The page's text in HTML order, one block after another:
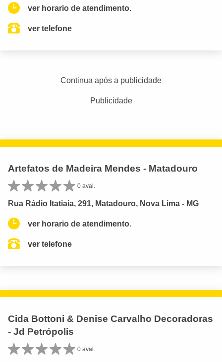
ver horario de atendimento.
ver telefone
Continua após a publicidade
Publicidade
Artefatos de Madeira Mendes - Matadouro
0 aval.
Rua Rádio Itatiaia, 291, Matadouro, Nova Lima - MG
ver horario de atendimento.
ver telefone
Cida Bottoni & Denise Carvalho Decoradoras
- Jd Petrópolis
0 aval.